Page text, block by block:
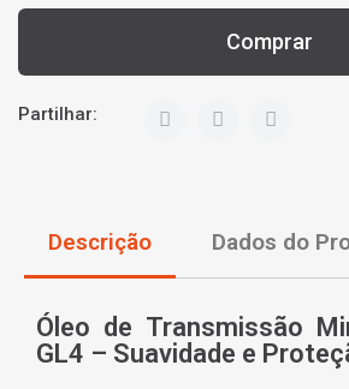
Comprar
Partilhar:
Descrição Dados do
Óleo de Transmissão
GL4 – Suavidade e